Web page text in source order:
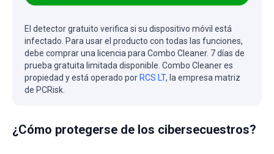
El detector gratuito verifica si su dispositivo móvil está
infectado. Para usar el producto con todas las funciones,
debe comprar una licencia para Combo Cleaner. 7 días de
prueba gratuita limitada disponible. Combo Cleaner es
propiedad y está operado por RCS LT, la empresa matriz
de PCRisk.
¿Cómo protegerse de los cibersecuestros?